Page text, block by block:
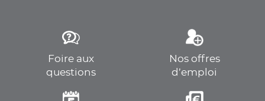
Foire aux
questions
Nos offres
d’emploi